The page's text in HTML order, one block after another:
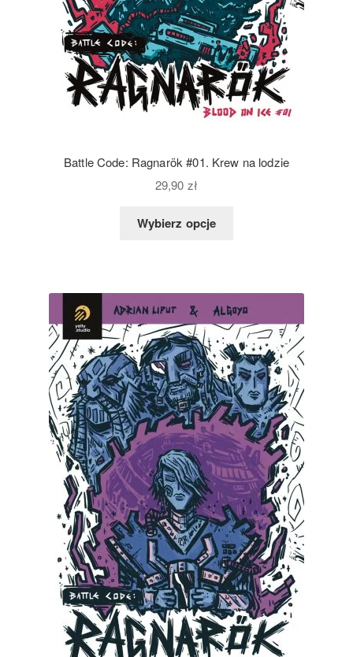
Battle Code: Ragnarök #01. Krew na lodzie
29,90 zł
Wybierz opcje